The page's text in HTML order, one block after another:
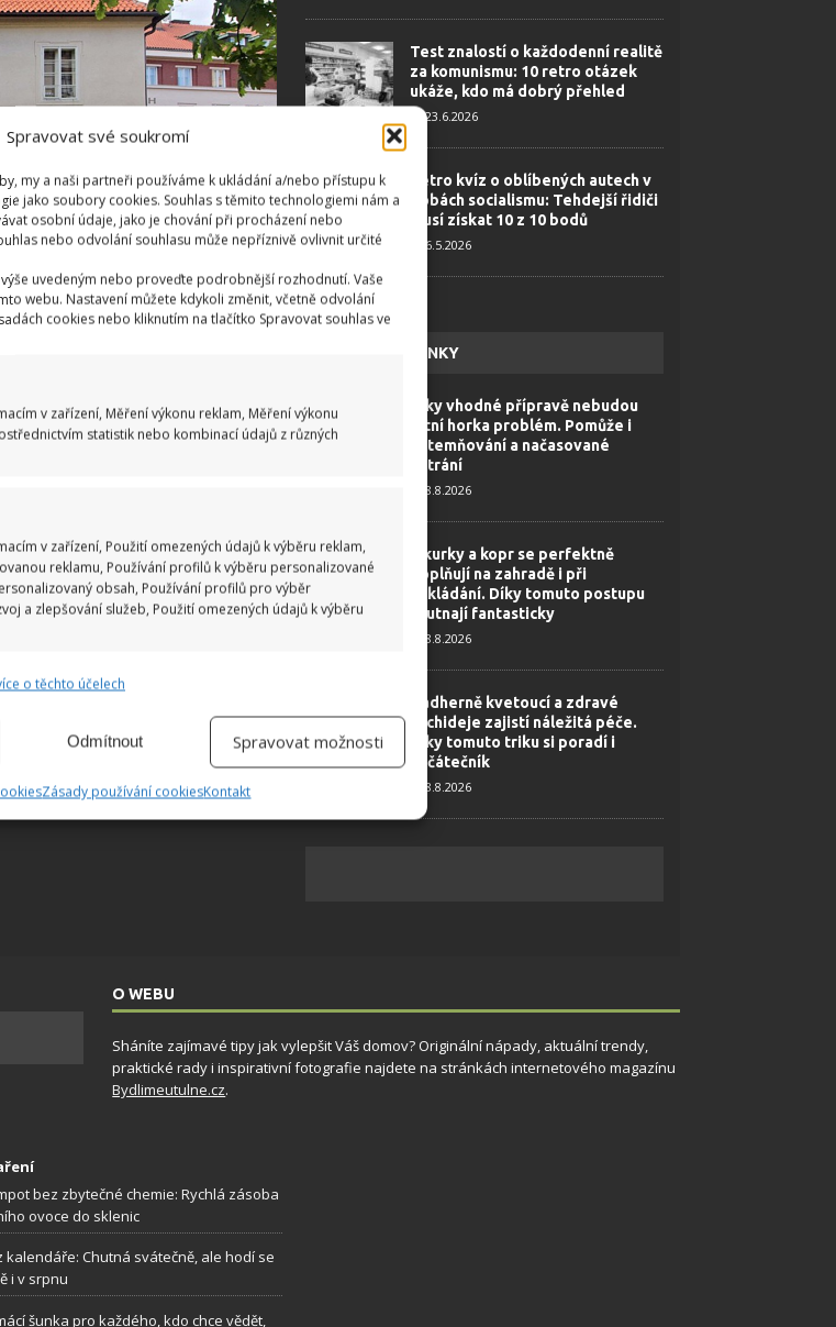
Spravovat své soukromí
my a naši partneři používáme k ukládání a/nebo přístupu k
jako soubory cookies. Souhlas s těmito technologiemi nám a
osobní údaje, jako je chování při procházení nebo
nebo odvolání souhlasu může nepříznivě ovlivnit určité
uvedeným nebo proveďte podrobnější rozhodnutí. Vaše
webu. Nastavení můžete kdykoli změnit, včetně odvolání
cookies nebo kliknutím na tlačítko Spravovat souhlas ve
v zařízení, Měření výkonu reklam, Měření výkonu
statistik nebo kombinací údajů z různých
v zařízení, Použití omezených údajů k výběru reklam,
reklamu, Používání profilů k výběru personalizované
obsah, Používání profilů pro výběr
a zlepšování služeb, Použití omezených údajů k výběru
z jiných zdrojů údajů, Propojení různých
základě automaticky přenášených informací.
zeměpisné poloze, Identifikace zařízení na
informací.
o těchto účelech
Odmítnout Spravovat možnosti
Zásady používání cookiesKontakt
Test znalostí o každodenní realitě
za komunismu: 10 retro otázek
ukáže, kdo má dobrý přehled
23.6.2026
Retro kvíz o oblíbených autech v
dobách socialismu: Tehdejší řidiči
musí získat 10 z 10 bodů
6.5.2026
ŽHAVÉ NOVINKY
Díky vhodné přípravě nebudou
letní horka problém. Pomůže i
zatemňování a načasované
větrání
8.8.2026
Okurky a kopr se perfektně
doplňují na zahradě i při
nakládání. Díky tomuto postupu
chutnají fantasticky
8.8.2026
Nádherně kvetoucí a zdravé
orchideje zajistí náležitá péče.
Díky tomuto triku si poradí i
začátečník
8.8.2026
O WEBU
Sháníte zajímavé tipy jak vylepšit Váš domov? Originální nápady, aktuální trendy,
praktické rady i inspirativní fotografie najdete na stránkách internetového magazínu
Bydlimeutulne.cz.
bez zbytečné chemie: Rychlá zásoba
ovoce do sklenic
kalendáře: Chutná svátečně, ale hodí se
i v srpnu
šunka pro každého, kdo chce vědět,